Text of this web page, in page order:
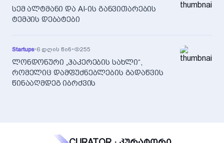
სემ ალტმანი და AI-ის განვითარების
ტემპის დებატები
Startups•6 დღის წინ• 255
ლონდონური „ჰაკერების სახლი“,
რომელიც დამფუძნებლების გადაწვის
წინააღმდეგ იბრძვის